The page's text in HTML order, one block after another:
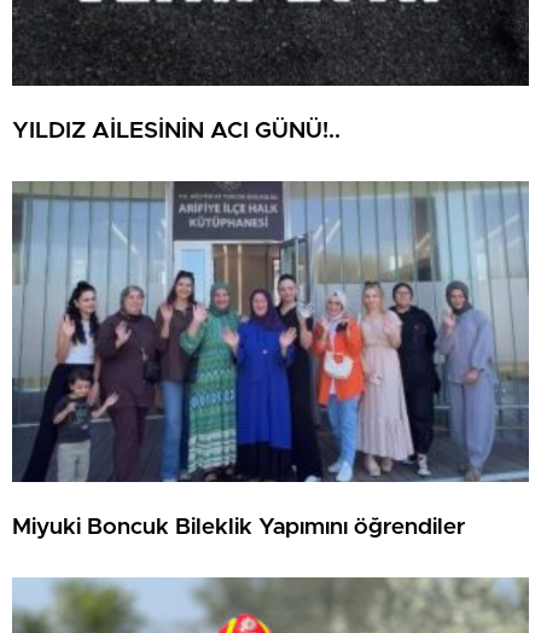
YILDIZ AİLESİNİN ACI GÜNÜ!..
Miyuki Boncuk Bileklik Yapımını öğrendiler